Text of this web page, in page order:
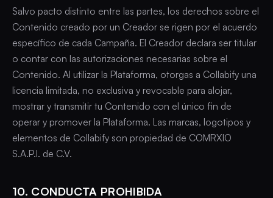
Salvo pacto distinto entre las partes, los derechos sobre el
Contenido creado por un Creador se rigen por el acuerdo
específico de cada Campaña. El Creador declara ser titular
o contar con las autorizaciones necesarias sobre el
Contenido. Al utilizar la Plataforma, otorgas a Collabify una
licencia limitada, no exclusiva y revocable para alojar,
mostrar y transmitir tu Contenido con el único fin de
operar y promover la Plataforma. Las marcas, logotipos y
elementos de Collabify son propiedad de COMRXIO
S.A.P.I. de C.V.
10. CONDUCTA PROHIBIDA